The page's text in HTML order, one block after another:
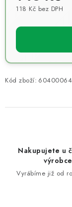
118 Kč bez DPH
Kód zboží:
Nakupujete u
výrobce
Vyrábíme již od